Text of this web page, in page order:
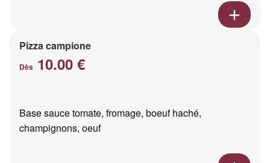
Pizza campione
Dès 10.00 €
Base sauce tomate, fromage, boeuf haché,
champignons, oeuf